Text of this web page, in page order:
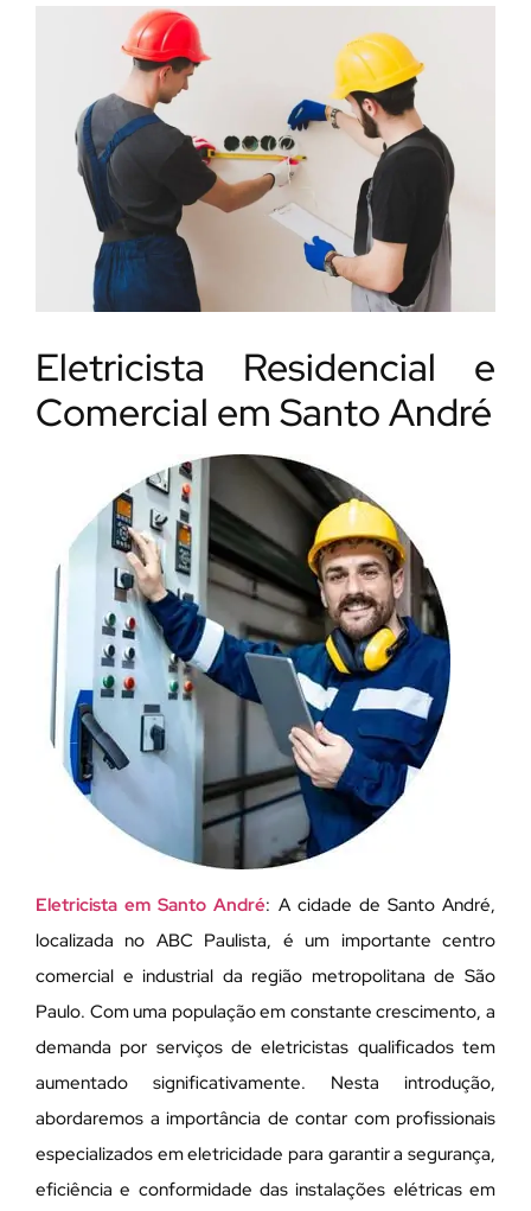
Eletricista Residencial e
Comercial em Santo André
Eletricista em Santo André: A cidade de Santo André,
localizada no ABC Paulista, é um importante centro
comercial e industrial da região metropolitana de São
Paulo. Com uma população em constante crescimento, a
demanda por serviços de eletricistas qualificados tem
aumentado significativamente. Nesta introdução,
abordaremos a importância de contar com profissionais
especializados em eletricidade para garantir a segurança,
eficiência e conformidade das instalações elétricas em